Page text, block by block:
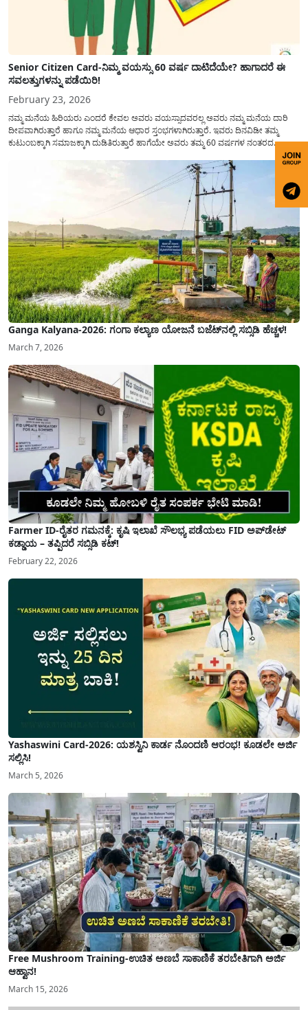
Senior Citizen Card-ನಿಮ್ಮ ವಯಸ್ಸು 60 ವರ್ಷ ದಾಟಿದೆಯೇ? ಹಾಗಾದರೆ ಈ
ಸವಲತ್ತುಗಳನ್ನು ಪಡೆಯಿರಿ!
February 23, 2026
ನಮ್ಮ ಮನೆಯ ಹಿರಿಯರು ಎಂದರೆ ಕೇವಲ ಅವರು ವಯಸ್ಸಾದವರಲ್ಲ ಅವರು ನಮ್ಮ ಮನೆಯ ದಾರಿ
ದೀಪವಾಗಿರುತ್ತಾರೆ ಹಾಗೂ ನಮ್ಮ ಮನೆಯ ಆಧಾರ ಸ್ತಂಭಗಳಾಗಿರುತ್ತಾರೆ. ಇವರು ದಿನವಿಡೀ ತಮ್ಮ
ಕುಟುಂಬಕ್ಕಾಗಿ ಸಮಾಜಕ್ಕಾಗಿ ದುಡಿತಿರುತ್ತಾರೆ ಹಾಗೆಯೇ ಅವರು ತಮ್ಮ 60 ವರ್ಷಗಳ ನಂತರದ
ಜೀವನವನ್ನು ನೆಮ್ಮದಿಯಿಂದ ಕಳೆಯಬೇಕೆಂಬುದು ಪ್ರತಿಯೊಬ್ಬರ ಕನಸಾಗಿರುತ್ತದೆ ಆದ್ದರಿಂದ ಸರ್ಕಾರವು
Ganga Kalyana-2026: ಗಂಗಾ ಕಲ್ಯಾಣ ಯೋಜನೆ ಬಜೆಟ್‌ನಲ್ಲಿ ಸಬ್ಸಿಡಿ ಹೆಚ್ಚಳ!
March 7, 2026
Farmer ID-ರೈತರ ಗಮನಕ್ಕೆ: ಕೃಷಿ ಇಲಾಖೆ ಸೌಲಭ್ಯ ಪಡೆಯಲು FID ಅಪ್‌ಡೇಟ್
ಕಡ್ಡಾಯ – ತಪ್ಪಿದರೆ ಸಬ್ಸಿಡಿ ಕಟ್!
February 22, 2026
Yashaswini Card-2026: ಯಶಸ್ವಿನಿ ಕಾರ್ಡ ನೊಂದಣಿ ಆರಂಭ! ಕೂಡಲೇ ಅರ್ಜಿ
ಸಲ್ಲಿಸಿ!
March 5, 2026
Free Mushroom Training-ಉಚಿತ ಅಣಬೆ ಸಾಕಾಣಿಕೆ ತರಬೇತಿಗಾಗಿ ಅರ್ಜಿ
ಆಹ್ವಾನ!
March 15, 2026